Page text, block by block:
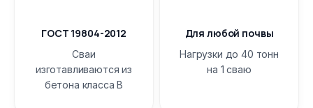
ГОСТ 19804-2012
Сваи
изготавливаются из
бетона класса B
Для любой почвы
Нагрузки до 40 тонн
на 1 сваю